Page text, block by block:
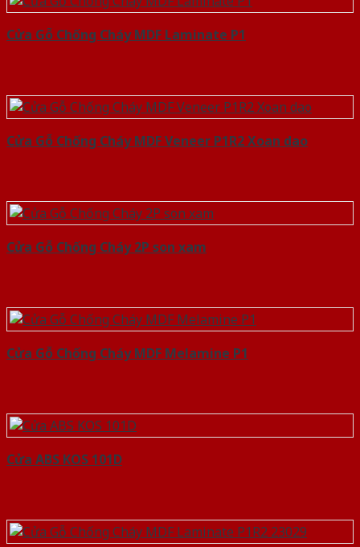
Cửa Gỗ Chống Cháy MDF Laminate P1
Cửa Gỗ Chống Cháy MDF Veneer P1R2 Xoan dao
Cửa Gỗ Chống Cháy 2P son xam
Cửa Gỗ Chống Cháy MDF Melamine P1
Cửa ABS KOS 101D